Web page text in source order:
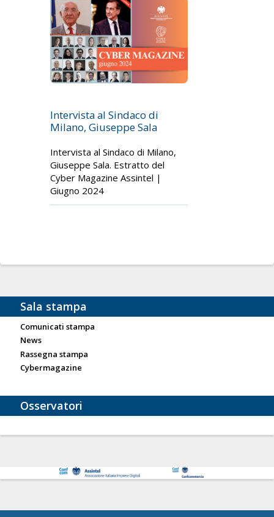
Intervista al Sindaco di
Milano, Giuseppe Sala
Intervista al Sindaco di Milano,
Giuseppe Sala. Estratto del
Cyber Magazine Assintel |
Giugno 2024
Sala stampa
Comunicati stampa
News
Rassegna stampa
Cybermagazine
Osservatori